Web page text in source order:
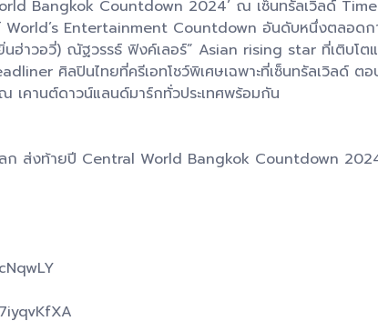
Bangkok Countdown 2024’ ณ เซ็นทรัลเวิลด์
Entertainment Countdown อันดับหนึ่งตลอดก
นฮ่าวอวี่) ณัฐวรรธ์ ฟิงค์เลอร์” Asian rising star ที่เติบโต
ศิลปินไทยที่ครีเอทโชว์พิเศษเฉพาะที่เซ็นทรัลเวิลด์ ต
คานต์ดาวน์แลนด์มาร์กทั่วประเทศพร้อมกัน
งท้ายปี Central World Bangkok Countdown 2024